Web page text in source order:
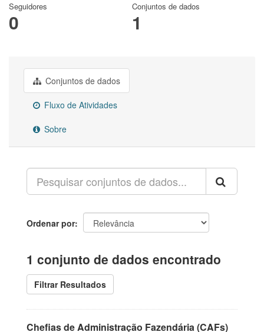
Seguidores
0
Conjuntos de dados
1
Conjuntos de dados
Fluxo de Atividades
Sobre
Ordenar por
1 conjunto de dados encontrado
Filtrar Resultados
Chefias de Administração Fazendária (CAFs)